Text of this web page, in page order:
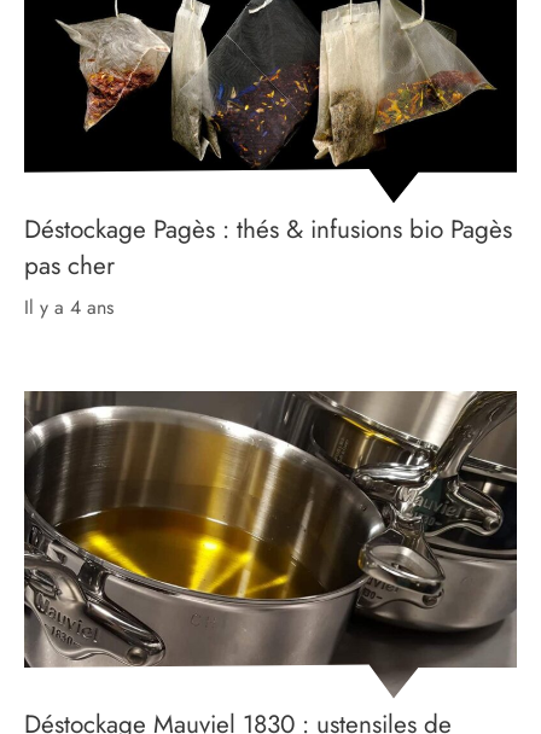
Déstockage Pagès : thés & infusions bio Pagès
pas cher
il y a 4 ans
Déstockage Mauviel 1830 : ustensiles de